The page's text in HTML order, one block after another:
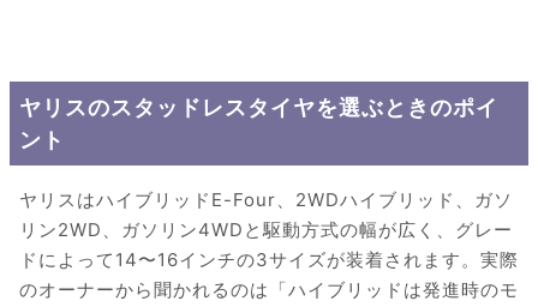
ヤリスのスタッドレスタイヤを選ぶときのポイ
ント
ヤリスはハイブリッドE-Four、2WDハイブリッド、ガソ
リン2WD、ガソリン4WDと駆動方式の幅が広く、グレー
ドによって14〜16インチの3サイズが装着されます。実際
のオーナーから聞かれるのは「ハイブリッドは発進時のモ